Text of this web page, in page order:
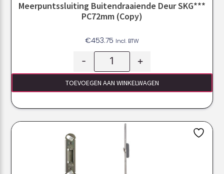
Meerpuntssluiting Buitendraaiende Deur SKG***
PC72mm (Copy)
€453.75 Incl. BTW
- +
TOEVOEGEN AAN WINKELWAGEN